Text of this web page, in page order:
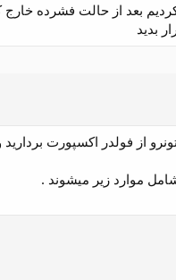
بدید​
از فولدر اکسپورت
موارد زیر میشوند .